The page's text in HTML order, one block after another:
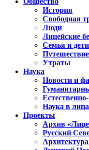
История
Свободная
Люди
Лицейские
Семья и дети
Путешествие
Утраты
Наука
Новости и
Наука в
Проекты
Архив
Русский